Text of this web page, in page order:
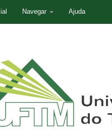
Navegar Ajuda